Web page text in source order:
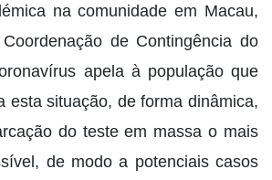
na comunidade em Macau,
de Contingência do
apela à população que
esta situação, de forma dinâmica,
do teste em massa o mais
de modo a potenciais casos